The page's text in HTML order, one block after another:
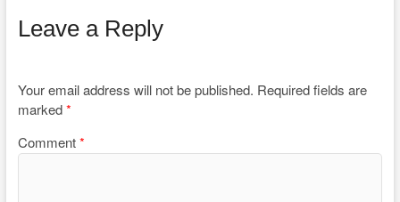
Leave a Reply
Your email address will not be published. Required fields are
marked*
Comment*